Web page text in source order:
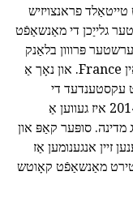
טייטאַלד פראנצויזיש
גלייַכן די מאַנשאַפֿט
פּרווון בלאַנק
מיט דעם קלוב וואַן די קאַפּ און די ליגע קאַפּ אין France. און נאָך אַ
עקסטענדעד די
אָפּמאַך מיט די קאָוטש ביז יולי 2016. סיזאַן 2014 איז געווען אַ
מדינה. סופּער קאַפּ און
זיין אנגענומען אַז
מאַנשאַפֿט קאָוטש